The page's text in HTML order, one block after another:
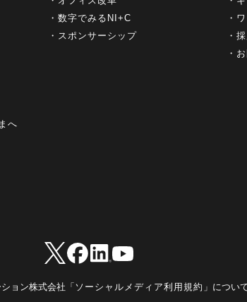
へ
数字でみるNI+C
スポンサーシップ
ョン株式会社「 ソーシャルメディア利用規約 」につい